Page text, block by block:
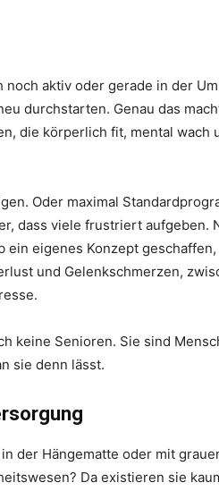
aktiv oder gerade in der
durchstarten. Genau das
die körperlich fit, mental wach
Oder maximal
dass viele frustriert aufgeben.
ein eigenes Konzept
und Gelenkschmerzen,
keine Senioren. Sie sind
sie denn lässt.
der Hängematte oder mit
Da existieren sie